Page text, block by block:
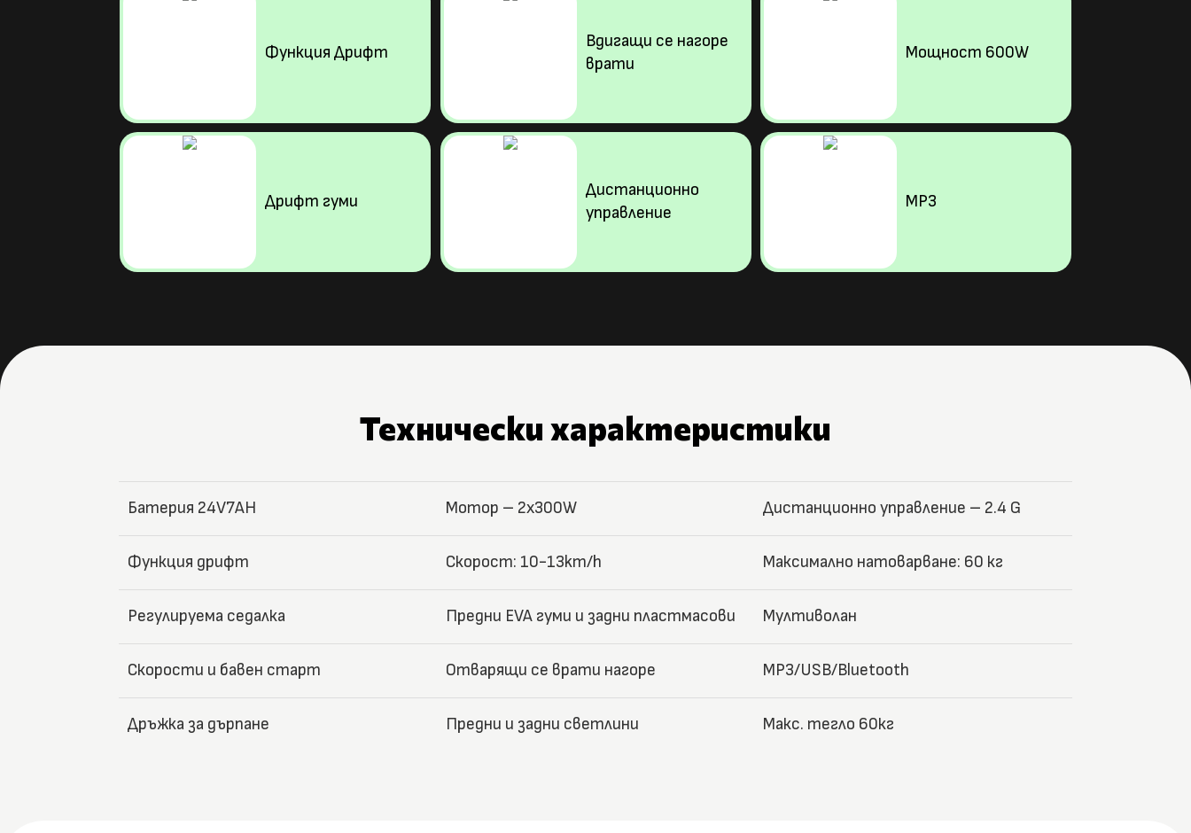
Функция Дрифт
Вдигащи се нагоре
врати
Мощност 600W
Дрифт гуми
Дистанционно
управление
MP3
Технически характеристики
Батерия 24V7AH Мотор – 2x300W Дистанционно управление – 2.4 G
Функция дрифт Скорост: 10-13km/h Максимално натоварване: 60 кг
Регулируема седалка Предни EVA гуми и задни пластмасови Мултиволан
Скорости и бавен старт Отварящи се врати нагоре MP3/USB/Bluetooth
Дръжка за дърпане Предни и задни светлини Макс. тегло 60кг